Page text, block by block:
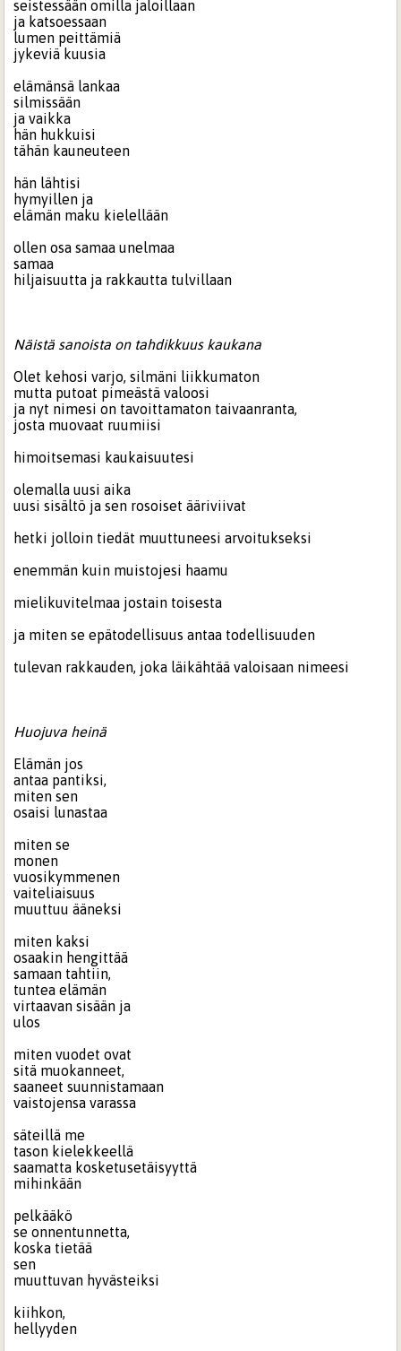
seistessään omilla jaloillaan
ja katsoessaan
lumen peittämiä
jykeviä kuusia
elämänsä lankaa
silmissään
ja vaikka
hän hukkuisi
tähän kauneuteen
hän lähtisi
hymyillen ja
elämän maku kielellään
ollen osa samaa unelmaa
samaa
hiljaisuutta ja rakkautta tulvillaan
Näistä sanoista on tahdikkuus kaukana
Olet kehosi varjo, silmäni liikkumaton
mutta putoat pimeästä valoosi
ja nyt nimesi on tavoittamaton taivaanranta,
josta muovaat ruumiisi
himoitsemasi kaukaisuutesi
olemalla uusi aika
uusi sisältö ja sen rosoiset ääriviivat
hetki jolloin tiedät muuttuneesi arvoitukseksi
enemmän kuin muistojesi haamu
mielikuvitelmaa jostain toisesta
ja miten se epätodellisuus antaa todellisuuden
tulevan rakkauden, joka läikähtää valoisaan nimeesi
Huojuva heinä
Elämän jos
antaa pantiksi,
miten sen
osaisi lunastaa
miten se
monen
vuosikymmenen
vaiteliaisuus
muuttuu ääneksi
miten kaksi
osaakin hengittää
samaan tahtiin,
tuntea elämän
virtaavan sisään ja
ulos
miten vuodet ovat
sitä muokanneet,
saaneet suunnistamaan
vaistojensa varassa
säteillä me
tason kielekkeellä
saamatta kosketusetäisyyttä
mihinkään
pelkääkö
se onnentunnetta,
koska tietää
sen
muuttuvan hyvästeiksi
kiihkon,
hellyyden